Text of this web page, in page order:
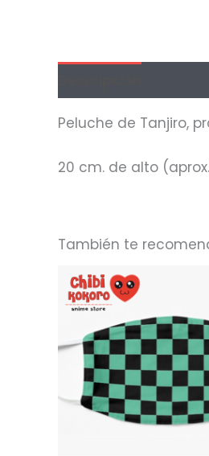
Peluche de Tanjiro,
20 cm. de alto
También te